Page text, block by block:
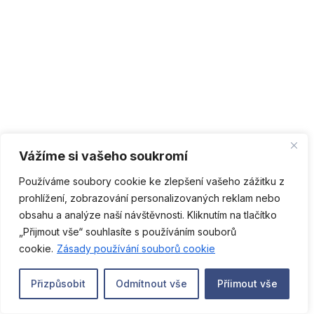
Vážíme si vašeho soukromí
Používáme soubory cookie ke zlepšení vašeho zážitku z
prohlížení, zobrazování personalizovaných reklam nebo
obsahu a analýze naší návštěvnosti. Kliknutím na tlačítko
„Přijmout vše“ souhlasíte s používáním souborů
cookie. Zásady používání souborů cookie
Přizpůsobit Odmítnout vše Příimout vše